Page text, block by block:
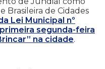
Brasileira de Cidades
Lei Municipal nº
segunda-feira
na cidade.